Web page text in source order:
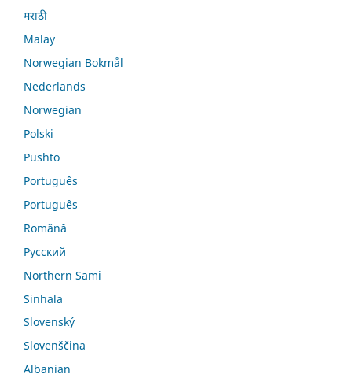
मराठी
Malay
Norwegian Bokmål
Nederlands
Norwegian
Polski
Pushto
Português
Português
Română
Русский
Northern Sami
Sinhala
Slovenský
Slovenščina
Albanian